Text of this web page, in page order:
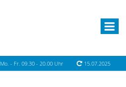
Mo. - Fr. 09.30 - 20.00 Uhr 15.07.2025